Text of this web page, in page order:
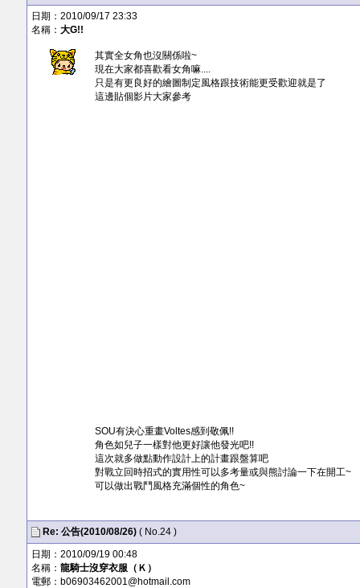
日期：2010/09/17 23:33
名稱： 大G!!
其實全女角也沒關係啦~
現在大家都喜歡看女角嘛....
只是有更良好的繪圖制定風格跟技術能更受歡迎就是了
這邊貼個影片大家參考
SOU有決心重畫Voltes感到敬佩!!
角色如兒子一樣對他更好讓他發光吧!!
這次就多做點動作設計上的計畫跟盤算吧
對戰立回時招式的實用性可以多考量或與熊討論一下在開工~
可以做出戰鬥風格充滿個性的角色~
Re: 公告(2010/08/26) ( No.24 )
日期：2010/09/19 00:48
名稱： 龍騎士沒穿衣服（Ｋ）
電郵： b06903462001@hotmail.com